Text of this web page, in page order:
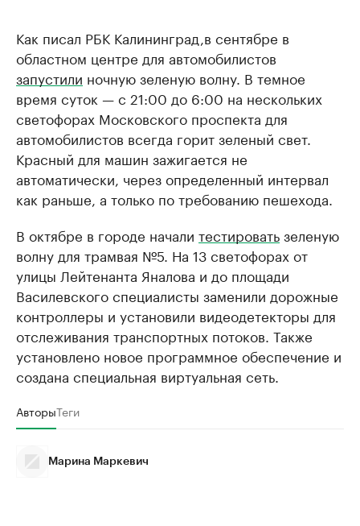
Как писал РБК Калининград,в сентябре в
областном центре для автомобилистов
запустили ночную зеленую волну. В темное
время суток — с 21:00 до 6:00 на нескольких
светофорах Московского проспекта для
автомобилистов всегда горит зеленый свет.
Красный для машин зажигается не
автоматически, через определенный интервал
как раньше, а только по требованию пешехода.
В октябре в городе начали тестироватьзеленую
волну для трамвая №5. На 13 светофорах от
улицы Лейтенанта Яналова и до площади
Василевского специалисты заменили дорожные
контроллеры и установили видеодетекторы для
отслеживания транспортных потоков. Также
установлено новое программное обеспечение и
создана специальная виртуальная сеть.
АвторыТеги
Марина Маркевич